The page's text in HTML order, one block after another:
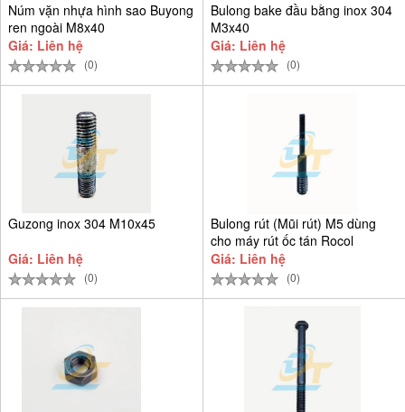
Núm vặn nhựa hình sao Buyong
ren ngoài M8x40
Giá: Liên hệ
(0)
Bulong bake đầu bằng inox 304
M3x40
Giá: Liên hệ
(0)
Guzong inox 304 M10x45
Giá: Liên hệ
(0)
Bulong rút (Mũi rút) M5 dùng
cho máy rút ốc tán Rocol
Giá: Liên hệ
(0)